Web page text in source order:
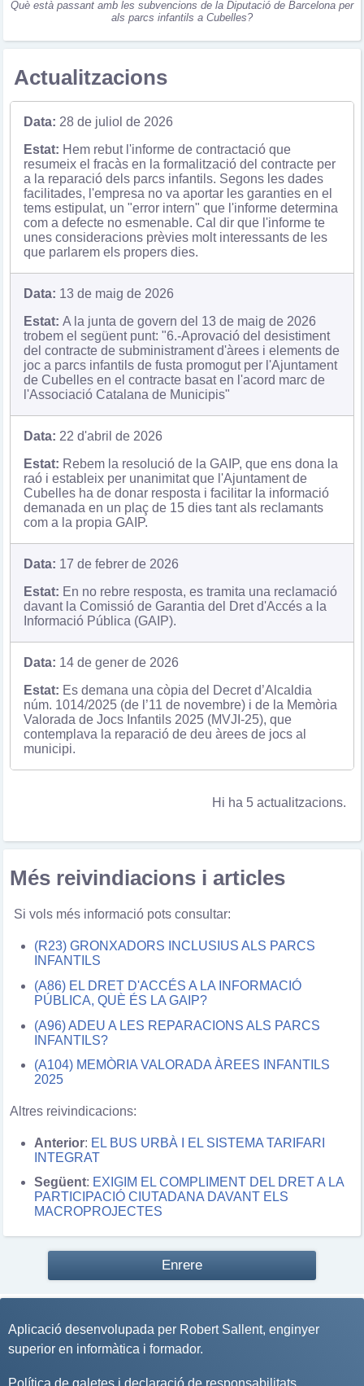
Què està passant amb les subvencions de la Diputació de Barcelona per
als parcs infantils a Cubelles?
Actualitzacions
28 de juliol de 2026
Hem rebut l'informe de contractació que
resumeix el fracàs en la formalització del contracte per
a la reparació dels parcs infantils. Segons les dades
facilitades, l'empresa no va aportar les garanties en el
tems estipulat, un "error intern" que l'informe determina
com a defecte no esmenable. Cal dir que l'informe te
unes consideracions prèvies molt interessants de les
que parlarem els propers dies.
13 de maig de 2026
A la junta de govern del 13 de maig de 2026
trobem el següent punt: "6.-Aprovació del desistiment
del contracte de subministrament d'àrees i elements de
joc a parcs infantils de fusta promogut per l'Ajuntament
de Cubelles en el contracte basat en l'acord marc de
l'Associació Catalana de Municipis"
22 d'abril de 2026
Rebem la resolució de la GAIP, que ens dona la
raó i estableix per unanimitat que l'Ajuntament de
Cubelles ha de donar resposta i facilitar la informació
demanada en un plaç de 15 dies tant als reclamants
com a la propia GAIP.
17 de febrer de 2026
En no rebre resposta, es tramita una reclamació
davant la Comissió de Garantia del Dret d'Accés a la
Informació Pública (GAIP).
14 de gener de 2026
Es demana una còpia del Decret d’Alcaldia
núm. 1014/2025 (de l’11 de novembre) i de la Memòria
Valorada de Jocs Infantils 2025 (MVJI-25), que
contemplava la reparació de deu àrees de jocs al
municipi.
Hi ha 5 actualitzacions.
Més reivindiacions i articles
Si vols més informació pots consultar:
(R23) GRONXADORS INCLUSIUS ALS PARCS
INFANTILS
(A86) EL DRET D'ACCÉS A LA INFORMACIÓ
PÚBLICA, QUÈ ÉS LA GAIP?
(A96) ADEU A LES REPARACIONS ALS PARCS
INFANTILS?
(A104) MEMÒRIA VALORADA ÀREES INFANTILS
2025
Altres reivindicacions:
Anterior: EL BUS URBÀ I EL SISTEMA TARIFARI
INTEGRAT
Següent: EXIGIM EL COMPLIMENT DEL DRET A LA
PARTICIPACIÓ CIUTADANA DAVANT ELS
MACROPROJECTES
Enrere
Aplicació desenvolupada per Robert Sallent, enginyer
superior en informàtica i formador.
Política de galetes i declaració de responsabilitats